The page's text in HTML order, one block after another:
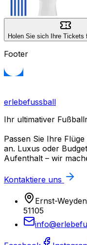
Holen Sie sich Ihre Tickets
Footer
erlebefussball
Ihr ultimativer
Passen Sie Ihre
an. Luxus oder
Aufenthalt – wir
Kontaktiere uns
Ernst-
51105